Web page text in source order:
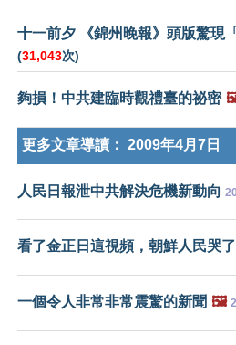
十一前夕 《錦州晚報》頭版驚現
(31,043次)
夠損！中共建臨時觀禮臺的祕密
更多文章導讀： 2009年4月7日
人民日報泄中共解決危機新動向
看了金正日這視頻，朝鮮人民哭了
一個令人非常非常震驚的新聞 🖼️